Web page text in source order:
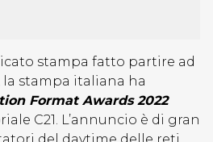
stampa fatto partire ad
stampa italiana ha
Format Awards 2022
C21. L’annuncio è di gran